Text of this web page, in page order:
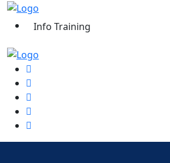
Info Training